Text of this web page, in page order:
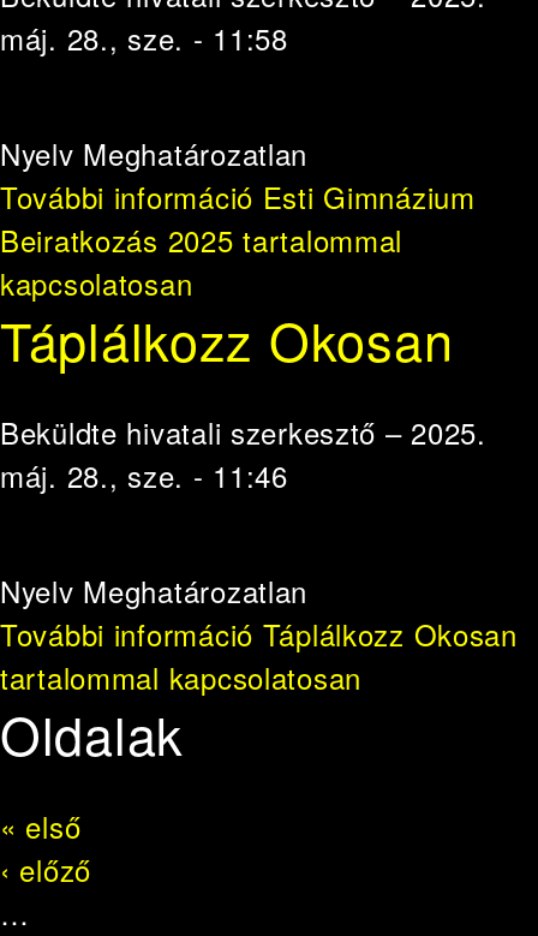
máj. 28., sze. - 11:58
Nyelv Meghatározatlan
További információ Esti Gimnázium
Beiratkozás 2025 tartalommal
kapcsolatosan
Táplálkozz Okosan
Beküldte hivatali szerkesztő – 2025.
máj. 28., sze. - 11:46
Nyelv Meghatározatlan
További információ Táplálkozz Okosan
tartalommal kapcsolatosan
Oldalak
« első
‹ előző
…